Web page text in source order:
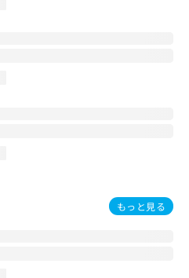
もっと見る